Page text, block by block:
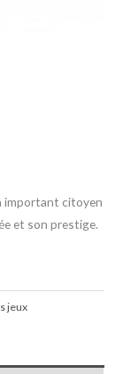
important citoyen
et son prestige.
jeux